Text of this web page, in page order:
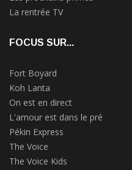
La rentrée TV
FOCUS SUR...
Fort Boyard
Koh Lanta
On est en direct
L'amour est dans le pré
Pékin Express
The Voice
The Voice Kids